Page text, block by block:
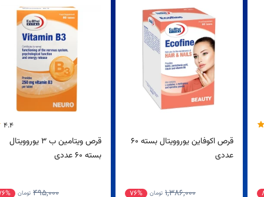
قرص اکوفاین یوروویتال بسته 60
عددی
1,386,000 تومان 76%
4.4
قرص ویتامین ب 3 یوروویتال
بسته 60 عددی
495,000 تومان